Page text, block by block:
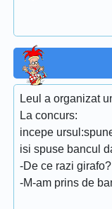
Leul a organizat
La concurs:
incepe
isi spuse bancul
-De ce razi girafo?
-M-am prins de